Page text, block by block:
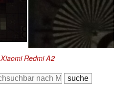
Xiaomi Redmi A2